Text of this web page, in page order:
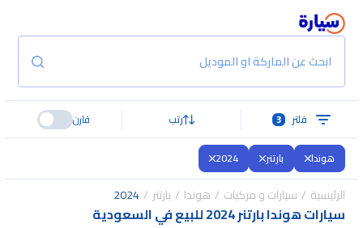
ابحث عن الماركة او الموديل
فلتر 3 رتب قارن
هوندا بارتنر 2024
الرئيسية سيارات و مركبات هوندا بارتنر 2024
سيارات هوندا بارتنر 2024 للبيع في السعودية